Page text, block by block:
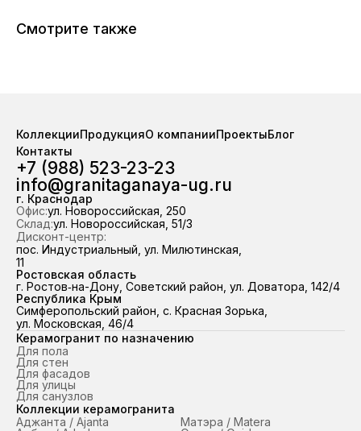
Смотрите также
КоллекцииПродукцияО компанииПроектыБлог
Контакты
+7 (988) 523-23-23
info@granitaganaya-ug.ru
г. Краснодар
Офис:ул. Новороссийская, 250
Склад:ул. Новороссийская, 51/3
Дисконт-центр:
пос. Индустриальный, ул. Милютинская,
11
Ростовская область
г. Ростов‑на-Дону, Советский район, ул. Доватора, 142/4
Республика Крым
Симферопольский район, с. Красная Зорька,
ул. Московская, 46/4
Керамогранит по назначению
Для пола
Для стен
Для фасадов
Для улицы
Для санузлов
Коллекции керамогранита
Аджанта / Ajanta
Матэра / Matera